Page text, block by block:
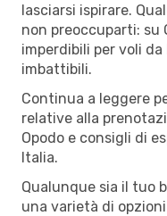
lasciarsi ispirare.
non preoccuparti: su
imperdibili per voli da
imbattibili.
Continua a leggere
relative alla
Opodo e consigli di
Italia.
Qualunque sia il tuo
una varietà di